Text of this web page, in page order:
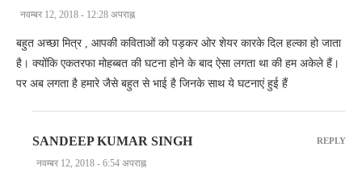
नवम्बर 12, 2018 - 12:28 अपराह्न
बहुत अच्छा मित्र , आपकी कविताओं को पड़कर ओर शेयर कारके दिल हल्का हो जाता
है। क्योंकि एकतरफा मोहब्बत की घटना होने के बाद ऐसा लगता था की हम अकेले हैं।
पर अब लगता है हमारे जैसे बहुत से भाई है जिनके साथ ये घटनाएं हुई हैं
SANDEEP KUMAR SINGH
नवम्बर 12, 2018 - 6:54 अपराह्न
REPLY